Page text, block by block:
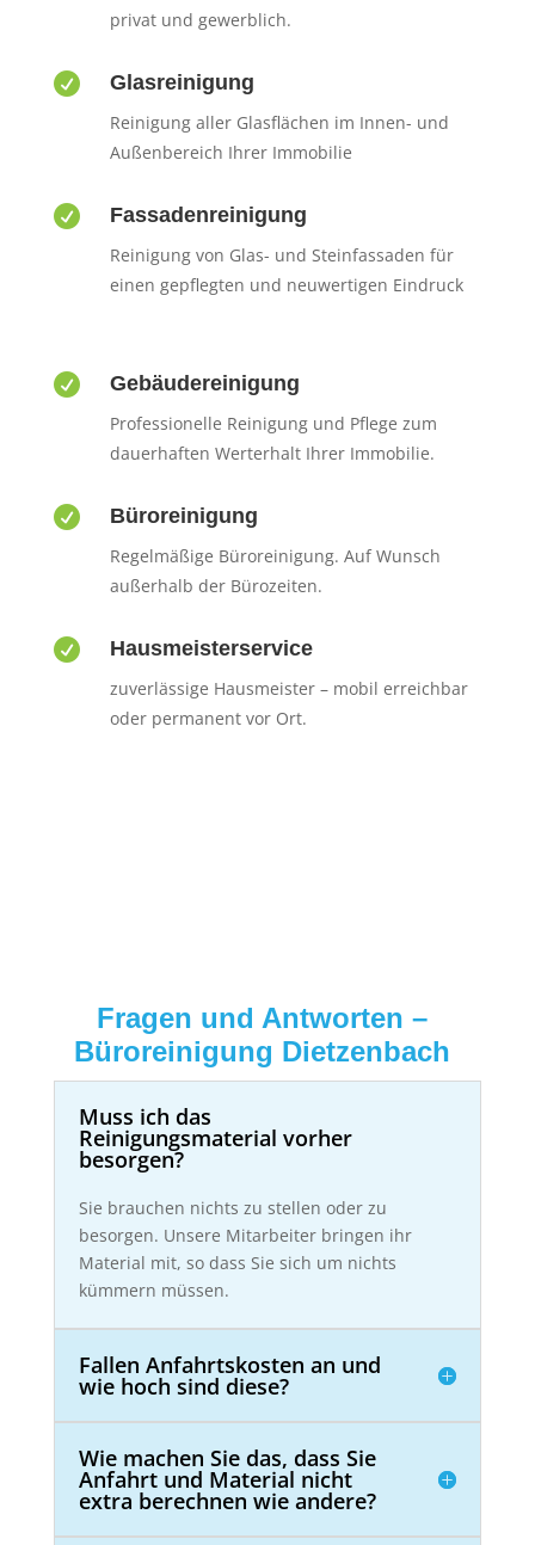
privat und gewerblich.
 Glasreinigung
Reinigung aller Glasflächen im Innen- und
Außenbereich Ihrer Immobilie
 Fassadenreinigung
Reinigung von Glas- und Steinfassaden für
einen gepflegten und neuwertigen Eindruck
 Gebäudereinigung
Professionelle Reinigung und Pflege zum
dauerhaften Werterhalt Ihrer Immobilie.
 Büroreinigung
Regelmäßige Büroreinigung. Auf Wunsch
außerhalb der Bürozeiten.
 Hausmeisterservice
zuverlässige Hausmeister – mobil erreichbar
oder permanent vor Ort.
Fragen und Antworten –
Büroreinigung Dietzenbach
Muss ich das
Reinigungsmaterial vorher
besorgen?
Sie brauchen nichts zu stellen oder zu
besorgen. Unsere Mitarbeiter bringen ihr
Material mit, so dass Sie sich um nichts
kümmern müssen.
Fallen Anfahrtskosten an und
wie hoch sind diese?
Wie machen Sie das, dass Sie
Anfahrt und Material nicht
extra berechnen wie andere?